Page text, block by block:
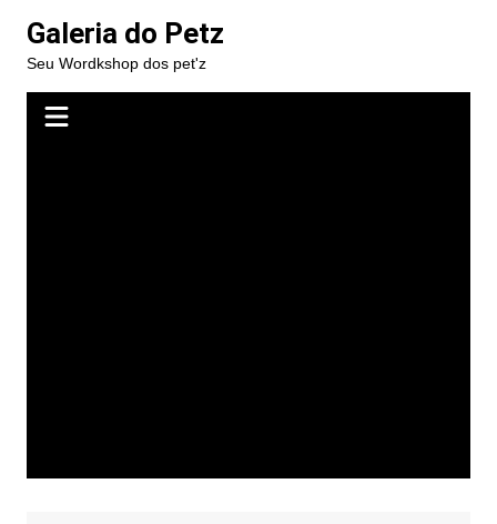
para
conteúdo
Galeria do Petz
Seu Wordkshop dos pet'z